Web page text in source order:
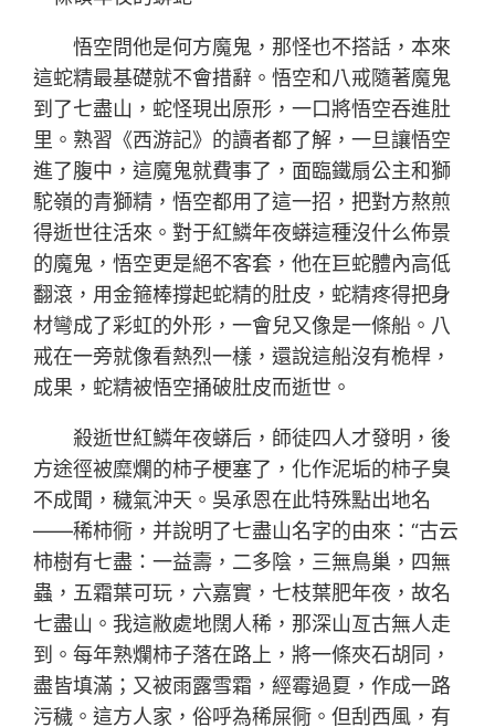
悟空問他是何方魔鬼，那怪也不搭話，本來
這蛇精最基礎就不會措辭。悟空和八戒隨著魔鬼
到了七盡山，蛇怪現出原形，一口將悟空吞進肚
里。熟習《西游記》的讀者都了解，一旦讓悟空
進了腹中，這魔鬼就費事了，面臨鐵扇公主和獅
駝嶺的青獅精，悟空都用了這一招，把對方熬煎
得逝世往活來。對于紅鱗年夜蟒這種沒什么佈景
的魔鬼，悟空更是絕不客套，他在巨蛇體內高低
翻滾，用金箍棒撐起蛇精的肚皮，蛇精疼得把身
材彎成了彩虹的外形，一會兒又像是一條船。八
戒在一旁就像看熱烈一樣，還說這船沒有桅桿，
成果，蛇精被悟空捅破肚皮而逝世。
殺逝世紅鱗年夜蟒后，師徒四人才發明，後
方途徑被糜爛的柿子梗塞了，化作泥垢的柿子臭
不成聞，穢氣沖天。吳承恩在此特殊點出地名
——稀柿衕，并說明了七盡山名字的由來：“古云
柿樹有七盡：一益壽，二多陰，三無鳥巢，四無
蟲，五霜葉可玩，六嘉實，七枝葉肥年夜，故名
七盡山。我這敝處地闊人稀，那深山亙古無人走
到。每年熟爛柿子落在路上，將一條夾石胡同，
盡皆填滿；又被雨露雪霜，經霉過夏，作成一路
污穢。這方人家，俗呼為稀屎衕。但刮西風，有